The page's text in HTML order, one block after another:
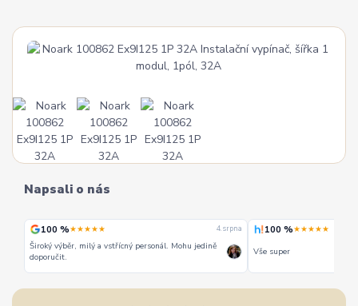
Napsali o nás
100 %★★★★★ 4. srpna
Široký výběr, milý a vstřícný personál. Mohu jedině
doporučit.
100 %★★★★★
Vše super